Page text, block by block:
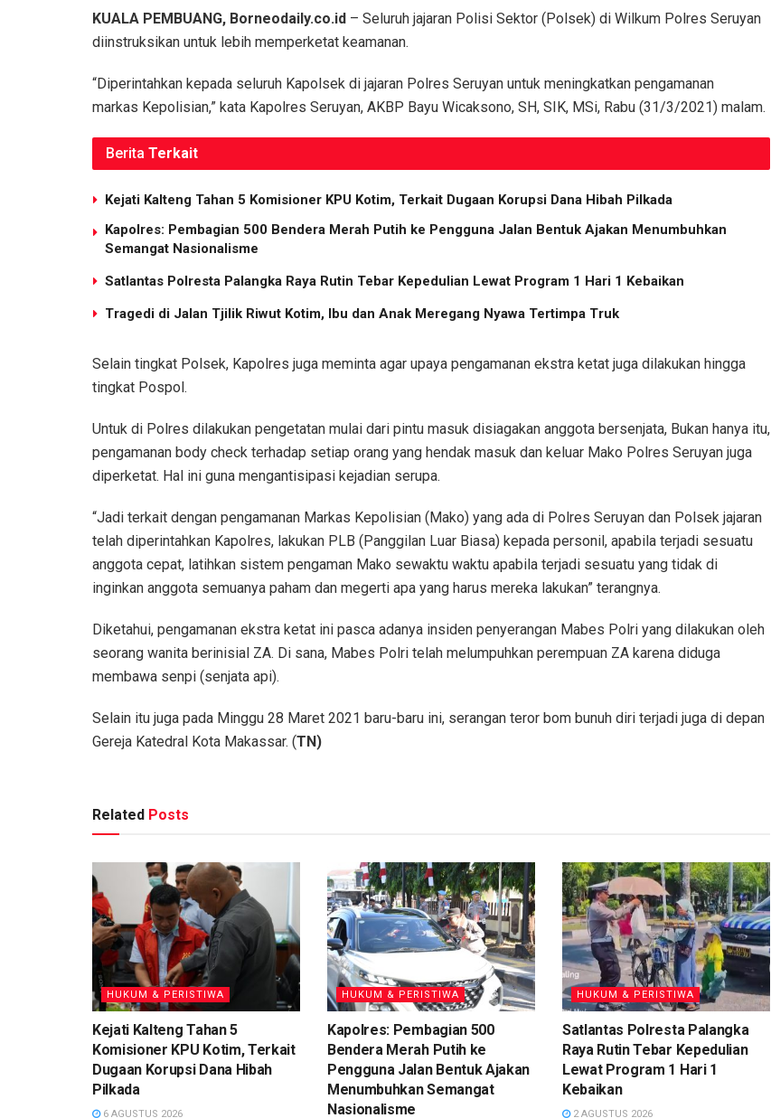
KUALA PEMBUANG, Borneodaily.co.id – Seluruh jajaran Polisi Sektor (Polsek) di Wilkum Polres Seruyan
diinstruksikan untuk lebih memperketat keamanan.
“Diperintahkan kepada seluruh Kapolsek di jajaran Polres Seruyan untuk meningkatkan pengamanan
markas Kepolisian,” kata Kapolres Seruyan, AKBP Bayu Wicaksono, SH, SIK, MSi, Rabu (31/3/2021) malam.
Berita Terkait
Kejati Kalteng Tahan 5 Komisioner KPU Kotim, Terkait Dugaan Korupsi Dana Hibah Pilkada
Kapolres: Pembagian 500 Bendera Merah Putih ke Pengguna Jalan Bentuk Ajakan Menumbuhkan
Semangat Nasionalisme
Satlantas Polresta Palangka Raya Rutin Tebar Kepedulian Lewat Program 1 Hari 1 Kebaikan
Tragedi di Jalan Tjilik Riwut Kotim, Ibu dan Anak Meregang Nyawa Tertimpa Truk
Selain tingkat Polsek, Kapolres juga meminta agar upaya pengamanan ekstra ketat juga dilakukan hingga
tingkat Pospol.
Untuk di Polres dilakukan pengetatan mulai dari pintu masuk disiagakan anggota bersenjata, Bukan hanya itu,
pengamanan body check terhadap setiap orang yang hendak masuk dan keluar Mako Polres Seruyan juga
diperketat. Hal ini guna mengantisipasi kejadian serupa.
“Jadi terkait dengan pengamanan Markas Kepolisian (Mako) yang ada di Polres Seruyan dan Polsek jajaran
telah diperintahkan Kapolres, lakukan PLB (Panggilan Luar Biasa) kepada personil, apabila terjadi sesuatu
anggota cepat, latihkan sistem pengaman Mako sewaktu waktu apabila terjadi sesuatu yang tidak di
inginkan anggota semuanya paham dan megerti apa yang harus mereka lakukan” terangnya.
Diketahui, pengamanan ekstra ketat ini pasca adanya insiden penyerangan Mabes Polri yang dilakukan oleh
seorang wanita berinisial ZA. Di sana, Mabes Polri telah melumpuhkan perempuan ZA karena diduga
membawa senpi (senjata api).
Selain itu juga pada Minggu 28 Maret 2021 baru-baru ini, serangan teror bom bunuh diri terjadi juga di depan
Gereja Katedral Kota Makassar. (TN)
Related Posts
HUKUM & PERISTIWA
Kejati Kalteng Tahan 5
Komisioner KPU Kotim, Terkait
Dugaan Korupsi Dana Hibah
Pilkada
6 AGUSTUS 2026
HUKUM & PERISTIWA
Kapolres: Pembagian 500
Bendera Merah Putih ke
Pengguna Jalan Bentuk Ajakan
Menumbuhkan Semangat
Nasionalisme
HUKUM & PERISTIWA
Satlantas Polresta Palangka
Raya Rutin Tebar Kepedulian
Lewat Program 1 Hari 1
Kebaikan
2 AGUSTUS 2026